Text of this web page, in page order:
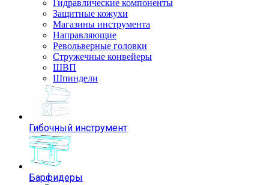
Гидравлические компоненты
Защитные кожухи
Магазины инструмента
Направляющие
Револьверные головки
Стружечные конвейеры
ШВП
Шпиндели
Гибочный инструмент
Барфидеры